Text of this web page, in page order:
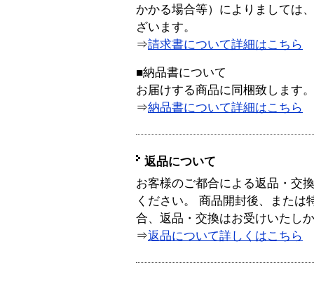
かかる場合等）によりましては
ざいます。
⇒請求書について詳細はこちら
■納品書について
お届けする商品に同梱致します。
⇒納品書について詳細はこちら
返品について
お客様のご都合による返品・交
ください。 商品開封後、または
合、返品・交換はお受けいたし
⇒返品について詳しくはこちら